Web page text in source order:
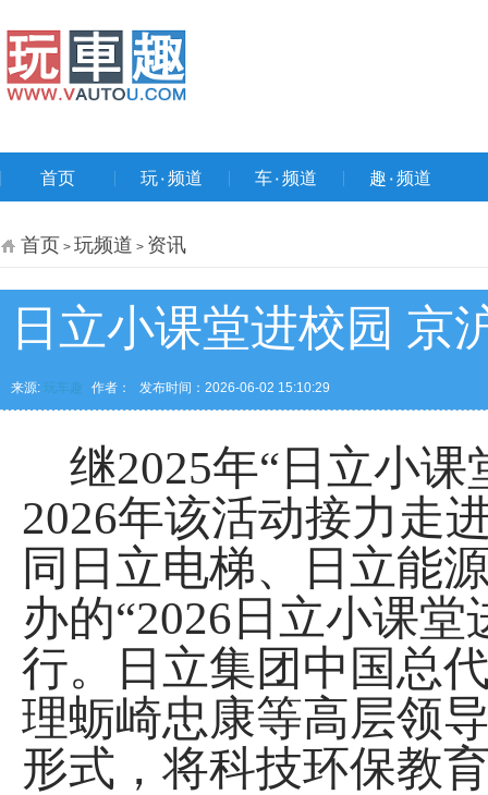
首页 玩۰频道 车۰频道 趣۰频道
首页 > 玩频道 > 资讯
日立小课堂进校园 京
来源: 玩车趣 作者： 发布时间：2026-06-02 15:10:29
继2025年“日立小课
2026年该活动接力走
同日立电梯、日立能
办的“2026日立小课
行。日立集团中国总
理蛎崎忠康等高层领
形式，将科技环保教